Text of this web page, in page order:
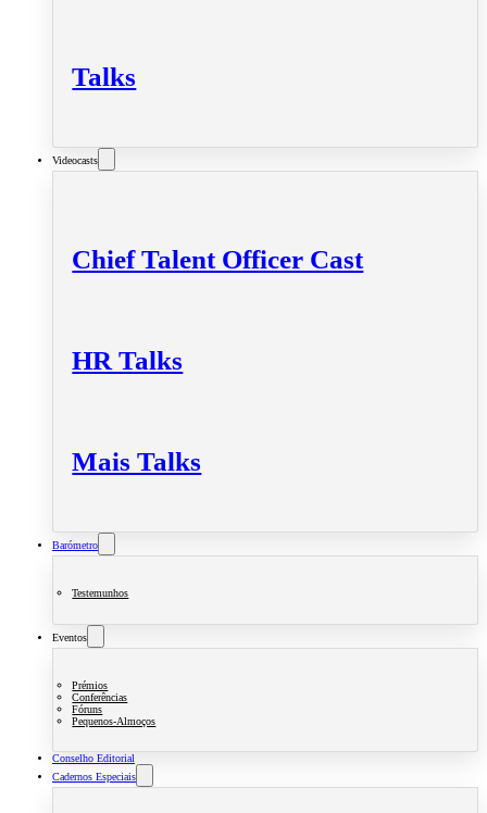
Talks
Videocasts
Chief Talent Officer Cast
HR Talks
Mais Talks
Barómetro
Testemunhos
Eventos
Prémios
Conferências
Fóruns
Pequenos-Almoços
Conselho Editorial
Cadernos Especiais